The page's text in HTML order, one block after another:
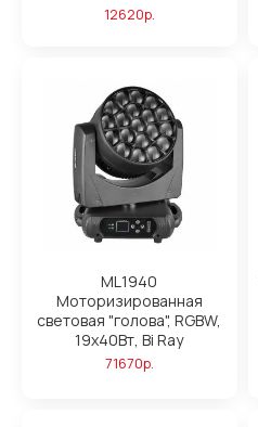
12620р.
ML1940
Моторизированная
световая "голова", RGBW,
19х40Вт, Bi Ray
71670р.